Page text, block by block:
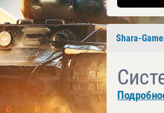
Shara-